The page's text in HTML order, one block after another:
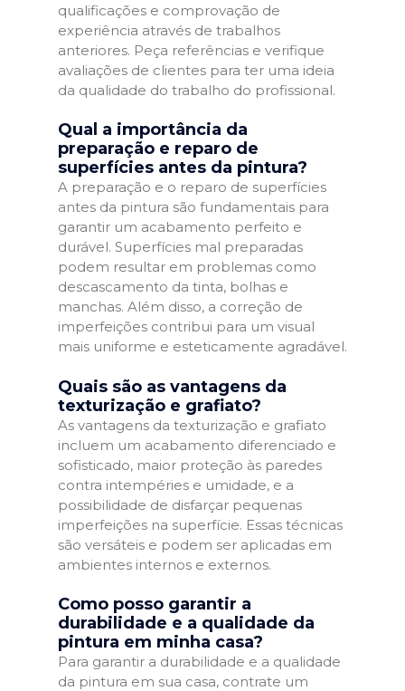
qualificações e comprovação de
experiência através de trabalhos
anteriores. Peça referências e verifique
avaliações de clientes para ter uma ideia
da qualidade do trabalho do profissional.
Qual a importância da
preparação e reparo de
superfícies antes da pintura?
A preparação e o reparo de superfícies
antes da pintura são fundamentais para
garantir um acabamento perfeito e
durável. Superfícies mal preparadas
podem resultar em problemas como
descascamento da tinta, bolhas e
manchas. Além disso, a correção de
imperfeições contribui para um visual
mais uniforme e esteticamente agradável.
Quais são as vantagens da
texturização e grafiato?
As vantagens da texturização e grafiato
incluem um acabamento diferenciado e
sofisticado, maior proteção às paredes
contra intempéries e umidade, e a
possibilidade de disfarçar pequenas
imperfeições na superfície. Essas técnicas
são versáteis e podem ser aplicadas em
ambientes internos e externos.
Como posso garantir a
durabilidade e a qualidade da
pintura em minha casa?
Para garantir a durabilidade e a qualidade
da pintura em sua casa, contrate um